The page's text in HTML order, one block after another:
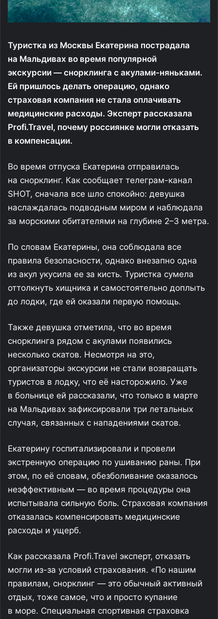
Туристка из Москвы Екатерина пострадала
на Мальдивах во время популярной
экскурсии — снорклинга с акулами-няньками.
Ей пришлось делать операцию, однако
страховая компания не стала оплачивать
медицинские расходы. Эксперт рассказала
Profi.Travel, почему россиянке могли отказать
в компенсации.
Во время отпуска Екатерина отправилась
на снорклинг. Как сообщает телеграм-канал
SHOT, сначала все шло спокойно: девушка
наслаждалась подводным миром и наблюдала
за морскими обитателями на глубине 2–3 метра.
По словам Екатерины, она соблюдала все
правила безопасности, однако внезапно одна
из акул укусила ее за кисть. Туристка сумела
оттолкнуть хищника и самостоятельно доплыть
до лодки, где ей оказали первую помощь.
Также девушка отметила, что во время
снорклинга рядом с акулами появились
несколько скатов. Несмотря на это,
организаторы экскурсии не стали возвращать
туристов в лодку, что её насторожило. Уже
в больнице ей рассказали, что только в марте
на Мальдивах зафиксировали три летальных
случая, связанных с нападениями скатов.
Екатерину госпитализировали и провели
экстренную операцию по ушиванию раны. При
этом, по её словам, обезболивание оказалось
неэффективным — во время процедуры она
испытывала сильную боль. Страховая компания
отказалась компенсировать медицинские
расходы и ущерб.
Как рассказала Profi.Travel эксперт, отказать
могли из-за условий страхования. «По нашим
правилам, снорклинг — это обычный активный
отдых, тоже самое, что и просто купание
в море. Специальная спортивная страховка